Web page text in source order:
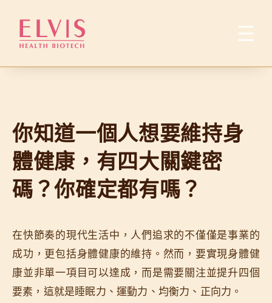
要
你知道一個人想要維持身
體健康，有四大關鍵密
碼？你確定都有嗎？
在快節奏的現代生活中，人們追求的不僅僅是事業的
成功，更包括身體健康的維持。然而，要實現身體健
康並非單一項目可以達成，而是需要關注並提升四個
要素，這就是睡眠力、運動力、均衡力、正向力。